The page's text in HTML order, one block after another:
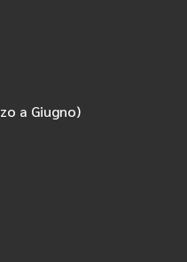
a Giugno)